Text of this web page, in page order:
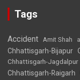
Tags
Accident Amit Shah
Chhattisgarh-Bijapur
Chhattisgarh-Jagdalpur
Chhattisgarh-Raigarh